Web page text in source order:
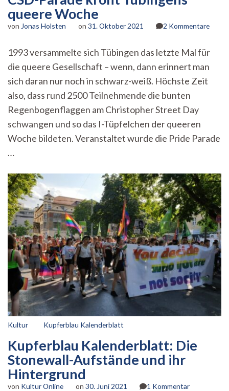
queere Woche
von Jonas Holsten on 31. Oktober 2021 2 Kommentarezu
1993 versammelte sich Tübingen das letzte Mal für
die queere Gesellschaft – wenn, dann erinnert man
sich daran nur noch in schwarz-weiß. Höchste Zeit
also, dass rund 2500 Teilnehmende die bunten
Regenbogenflaggen am Christopher Street Day
schwangen und so das I-Tüpfelchen der queeren
Woche bildeten. Veranstaltet wurde die Pride Parade
…
Kultur Kupferblau Kalenderblatt
Kupferblau Kalenderblatt: Die
Stonewall-Aufstände und ihr
Hintergrund
von Kultur Online on 30. Juni 2021 1 Kommentarzu